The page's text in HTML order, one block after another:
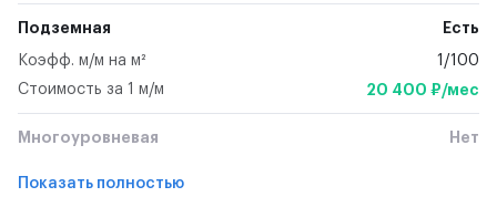
Подземная Есть
Коэфф. м/м на м²
1/100
Стоимость за 1 м/м
20 400 ₽/мес
Многоуровневая Нет
Показать полностью